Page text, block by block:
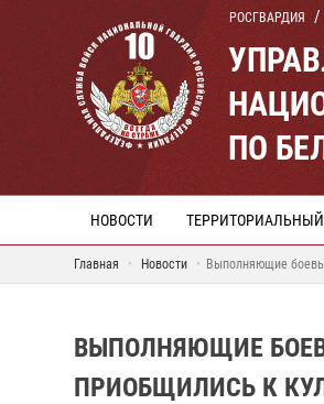
РОСГВАРДИЯ
ПО
НОВОСТИ ТЕРРИТОРИАЛЬНЫЙ
Главная Новости Выполняющие
ВЫПОЛНЯЮЩИЕ
ПРИОБЩИЛИСЬ К